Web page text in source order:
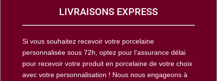
LIVRAISONS EXPRESS
Si vous souhaitez recevoir votre porcelaine
personnalisée sous 72h, optez pour l’assurance délai
pour recevoir votre produit en porcelaine de votre choix
avec votre personnalisation ! Nous nous engageons à